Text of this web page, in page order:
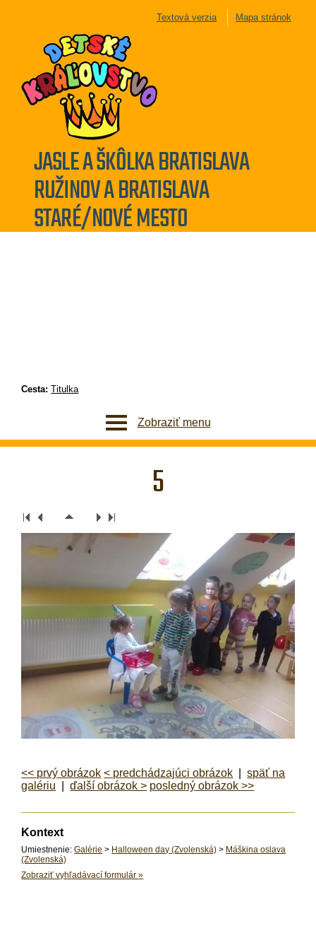
Textová verzia Mapa stránok
JASLE A ŠKÔLKA BRATISLAVA
RUŽINOV A BRATISLAVA
STARÉ/NOVÉ MESTO
Cesta:Titulka
Zobraziť menu
5
<< prvý obrázok < predchádzajúci obrázok |späť na
galériu |ďalší obrázok > posledný obrázok >>
Kontext
Umiestnenie:Galérie > Halloween day (Zvolenská) > Máškina oslava
(Zvolenská)
Zobraziť vyhľadávací formulár»